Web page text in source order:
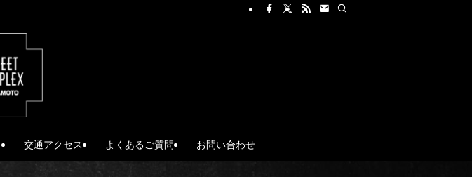
交通アクセス よくあるご質問 お問い合わせ